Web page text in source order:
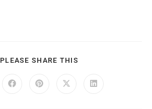
PLEASE SHARE THIS